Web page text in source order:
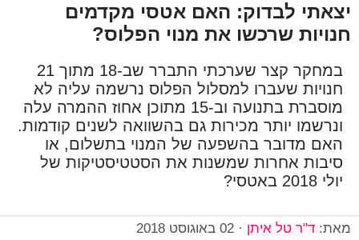
יצאתי לבדוק: האם אטסי מקדמים
חנויות שרכשו את מנוי הפלוס?
במחקר קצר שערכתי התברר שב-18 מתוך 21
חנויות שעברו למסלול הפלוס נרשמה עליה לא
מוסברת בתנועה וב-15 מתוכן אחוז ההמרה עלה
ונרשמו יותר מכירות גם בהשוואה לשנים קודמות.
האם מדובר בהשפעה של המנוי בתשלום, או
סיבות אחרות שמשנות את הסטטיסטיקות של
יולי 2018 באטסי?
מאת: ד"ר טל איתן· 02 באוגוסט 2018